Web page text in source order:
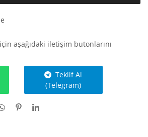
aşağıdaki iletişim butonlarını
Teklif Al
(Telegram)